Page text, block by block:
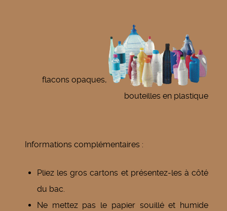
flacons opaques,
bouteilles en plastique
Informations complémentaires :
Pliez les gros cartons et présentez-les à côté
du bac.
Ne mettez pas le papier souillé et humide